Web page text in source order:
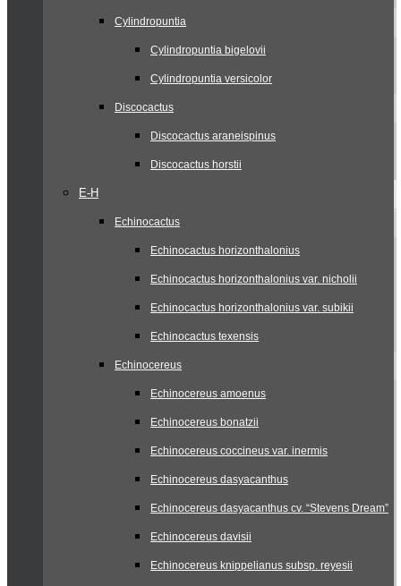
Cylindropuntia
Cylindropuntia bigelovii
Cylindropuntia versicolor
Discocactus
Discocactus araneispinus
Discocactus horstii
E-H
Echinocactus
Echinocactus horizonthalonius
Echinocactus horizonthalonius var. nicholii
Echinocactus horizonthalonius var. subikii
Echinocactus texensis
Echinocereus
Echinocereus amoenus
Echinocereus bonatzii
Echinocereus coccineus var. inermis
Echinocereus dasyacanthus
Echinocereus dasyacanthus cv. “Stevens Dream”
Echinocereus davisii
Echinocereus knippelianus subsp. reyesii